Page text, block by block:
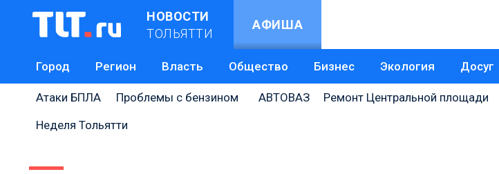
НОВОСТИ
ТОЛЬЯТТИ
АФИША
Город Регион Власть Общество Бизнес Экология Досуг
Атаки БПЛА Проблемы с бензином АВТОВАЗ Ремонт Центральной площади
Неделя Тольятти